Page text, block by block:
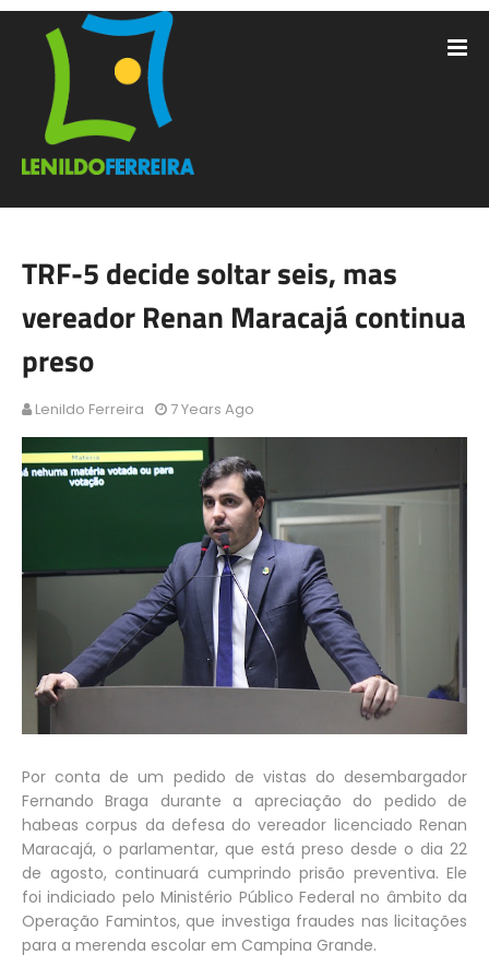
TRF-5 decide soltar seis, mas
vereador Renan Maracajá continua
preso
Lenildo Ferreira 7 Years Ago
Por conta de um pedido de vistas do desembargador
Fernando Braga durante a apreciação do pedido de
habeas corpus da defesa do vereador licenciado Renan
Maracajá, o parlamentar, que está preso desde o dia 22
de agosto, continuará cumprindo prisão preventiva. Ele
foi indiciado pelo Ministério Público Federal no âmbito da
Operação Famintos, que investiga fraudes nas licitações
para a merenda escolar em Campina Grande.